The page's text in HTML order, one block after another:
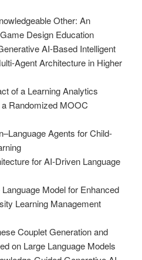
Other: An
Design Education
AI-Based Intelligent
Agent Architecture in Higher
of a Learning Analytics
Randomized MOOC
Agents for Child-
for AI-Driven Language
Model for Enhanced
Learning Management
Couplet Generation and
on Large Language Models